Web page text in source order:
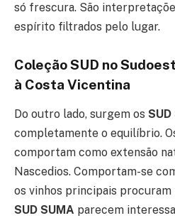
só frescura. São
espírito filtrados pelo lugar.
Coleção SUD no
à Costa Vicentina
Do outro lado, surgem os SUD
completamente o equilíbrio.
comportam como extensão
Nascedios. Comportam-se
os vinhos principais
SUD SUMA parecem